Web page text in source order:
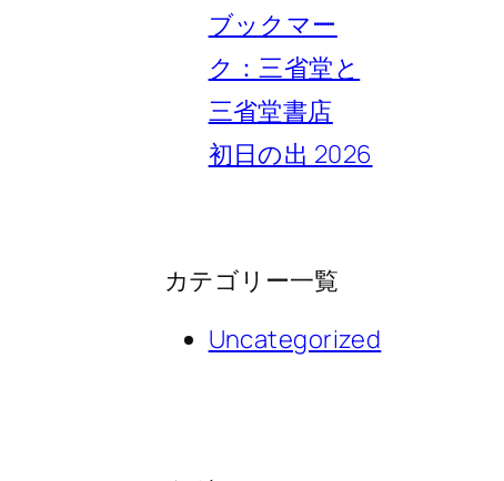
ブックマー
ク：三省堂と
三省堂書店
初日の出 2026
カテゴリー一覧
Uncategorized